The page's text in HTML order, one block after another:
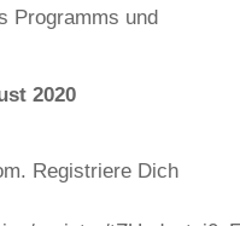
Programms und
2020
Registriere Dich